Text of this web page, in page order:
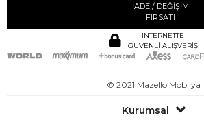
İADE / DEĞİŞİM
FIRSATI
İNTERNETTE
GÜVENLİ ALIŞVERİŞ
© 2021 Mazello Mobilya
Kurumsal